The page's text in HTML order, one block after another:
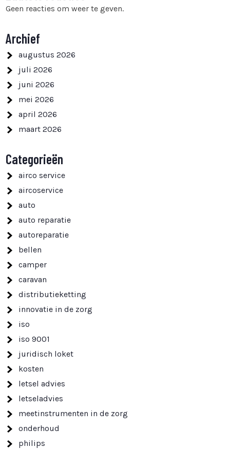
Geen reacties om weer te geven.
Archief
augustus 2026
juli 2026
juni 2026
mei 2026
april 2026
maart 2026
Categorieën
airco service
aircoservice
auto
auto reparatie
autoreparatie
bellen
camper
caravan
distributieketting
innovatie in de zorg
iso
iso 9001
juridisch loket
kosten
letsel advies
letseladvies
meetinstrumenten in de zorg
onderhoud
philips